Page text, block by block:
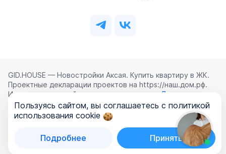
GID.HOUSE — Новостройки Аксая. Купить квартиру в ЖК.
Проектные декларации проектов на https://наш.дом.рф.
Использование сайта означает согласие с
Лицензионным
соглашением ,Политикой конфиденциальностии
Политикой обработки персональных данных
ООО «ГИД.ХАУЗ»
Пользуясь сайтом, вы соглашаетесь с политикой
использования cookie
Подробнее Принять